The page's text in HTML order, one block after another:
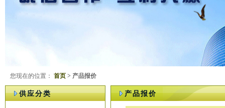
您现在的位置： 首页 > 产品报价
供应分类 产品报价